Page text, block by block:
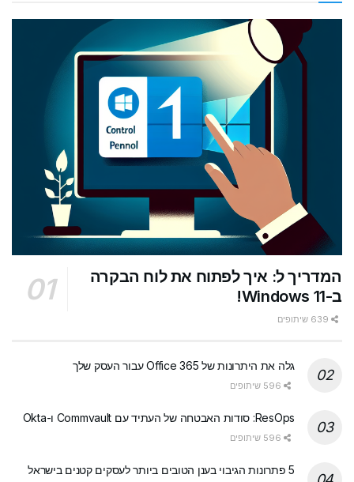
המדריך ל: איך לפתוח את לוח הבקרה
ב-Windows 11!
גלה את היתרונות של Office 365 עבור העסק שלך
ResOps: סודות האבטחה של העתיד עם Commvault ו-Okta
5 פתרונות הגיבוי בענן הטובים ביותר לעסקים קטנים בישראל